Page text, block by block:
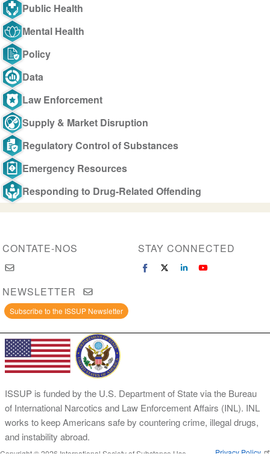
Public Health
Mental Health
Policy
Data
Law Enforcement
Supply & Market Disruption
Regulatory Control of Substances
Emergency Resources
Responding to Drug-Related Offending
CONTATE-NOS STAY CONNECTED
NEWSLETTER
Subscribe to the ISSUP Newsletter
ISSUP is funded by the U.S. Department of State via the Bureau
of International Narcotics and Law Enforcement Affairs (INL). INL
works to keep Americans safe by countering crime, illegal drugs,
and instability abroad.
Copyright © 2026 International Society of Substance Use
Privacy Policy